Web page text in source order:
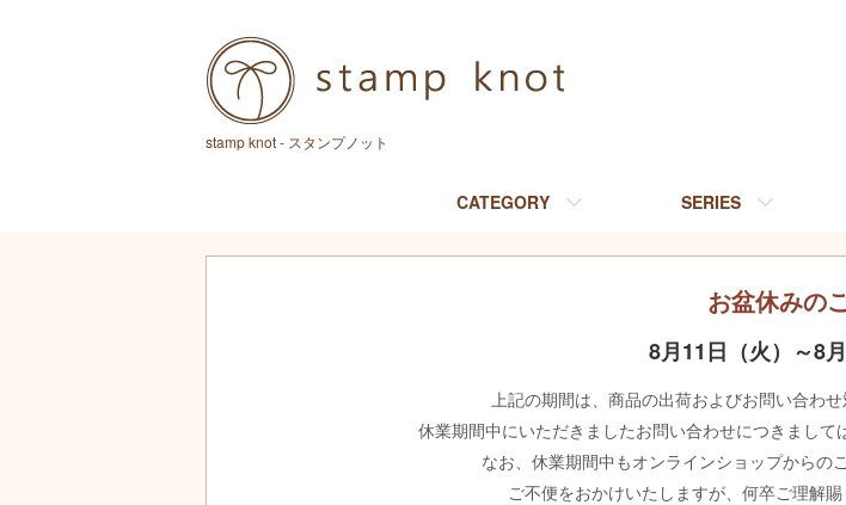
stamp knot - スタンプノット
CATEGORY SERIES
お盆休みの
8月11日（火）～8
上記の期間は、商品の出荷およびお問い合わ
休業期間中にいただきましたお問い合わせにつきまして
なお、休業期間中もオンラインショップからの
ご不便をおかけいたしますが、何卒ご理解